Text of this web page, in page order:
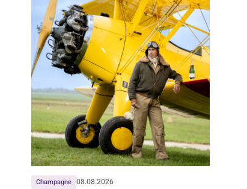
Champagne 08.08.2026